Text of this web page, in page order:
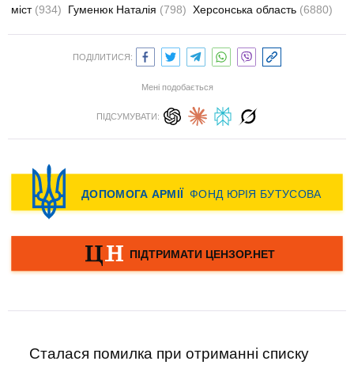
міст (934) Гуменюк Наталія (798) Херсонська область (6880)
ПОДІЛИТИСЯ:
Мені подобається
ПІДСУМУВАТИ:
Сталася помилка при отриманні списку